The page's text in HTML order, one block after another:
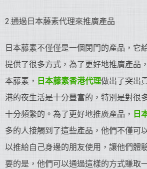
2.通過日本藤素代理來推廣產品
日本藤素不僅僅是一個閉門的產品，它
提供了很多方式，為了更好地推廣產品
本藤素， 日本藤素香港代理做出了突出
港的夜生活是十分豐富的，特別是對很
十分頻繁的。為了更好地推廣產品， 日
多的人接觸到了這些產品，他們不僅可
以推給自己身邊的朋友使用，讓他們體
要的是，他們可以通過這樣的方式賺取